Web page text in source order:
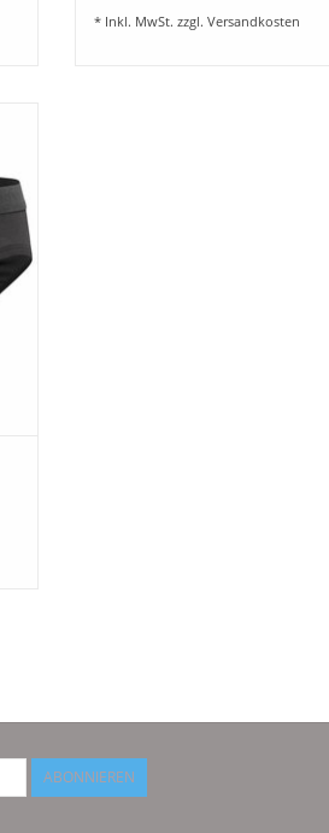
* Inkl. MwSt. zzgl. Versandkosten
ABONNIEREN